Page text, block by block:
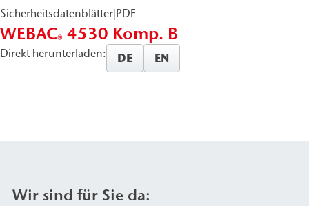
Sicherheitsdatenblätter PDF
WEBAC® 4530 Komp. B
Direkt herunterladen: DE EN
Wir sind für Sie da: